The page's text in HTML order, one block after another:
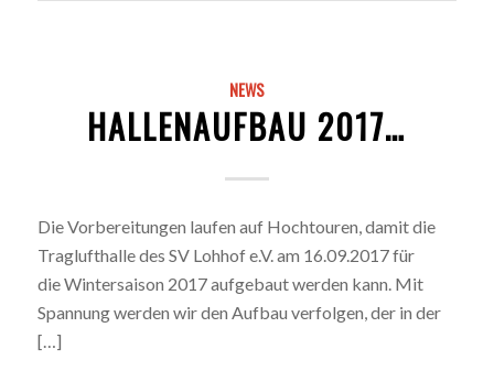
NEWS
HALLENAUFBAU 2017…
Die Vorbereitungen laufen auf Hochtouren, damit die
Traglufthalle des SV Lohhof e.V. am 16.09.2017 für
die Wintersaison 2017 aufgebaut werden kann. Mit
Spannung werden wir den Aufbau verfolgen, der in der
[…]